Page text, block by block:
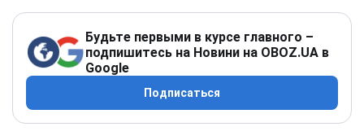
Будьте первыми в курсе главного –
подпишитесь на Новини на OBOZ.UA в
Google
Подписаться